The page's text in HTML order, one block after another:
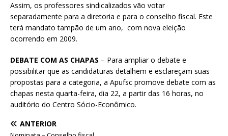
Assim, os professores sindicalizados vão votar
separadamente para a diretoria e para o conselho fiscal. Este
terá mandato tampão de um ano, com nova eleição
ocorrendo em 2009.
DEBATE COM AS CHAPAS – Para ampliar o debate e
possibilitar que as candidaturas detalhem e esclareçam suas
propostas para a categoria, a Apufsc promove debate com as
chapas nesta quarta-feira, dia 22, a partir das 16 horas, no
auditório do Centro Sócio-Econômico.
ANTERIOR